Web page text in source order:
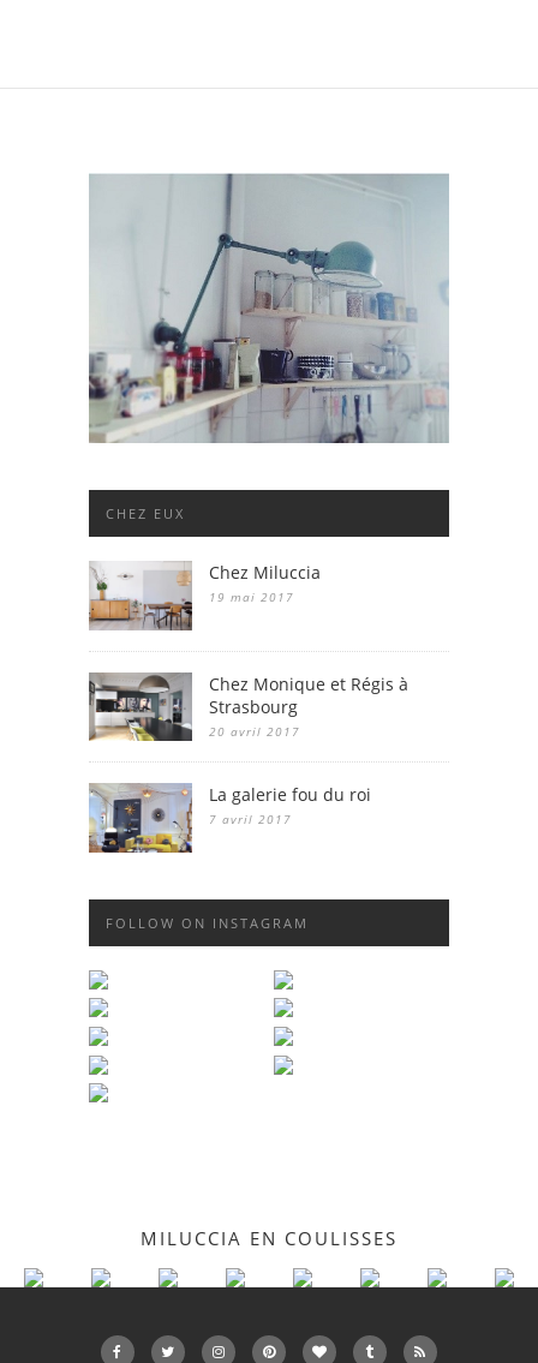
CHEZ EUX
Chez Miluccia
19 mai 2017
Chez Monique et Régis à
Strasbourg
20 avril 2017
La galerie fou du roi
7 avril 2017
FOLLOW ON INSTAGRAM
MILUCCIA EN COULISSES